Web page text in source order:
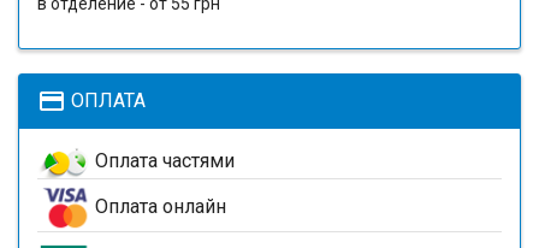
payment ОПЛАТА
Оплата частями
Оплата онлайн